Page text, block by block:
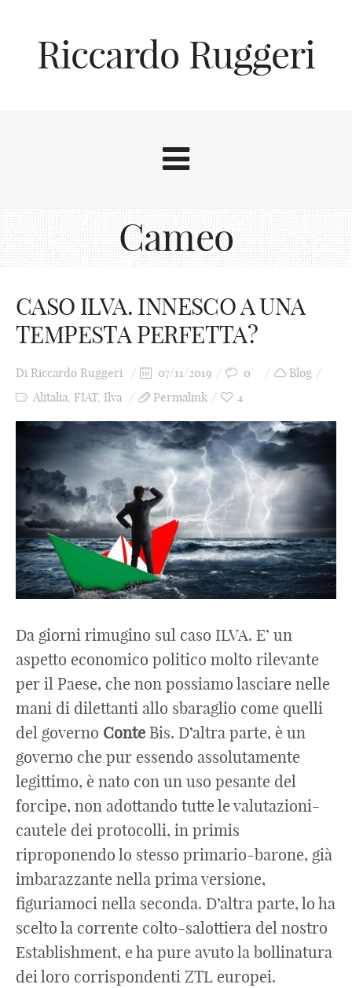
Riccardo Ruggeri
Cameo
CASO ILVA. INNESCO A UNA
TEMPESTA PERFETTA?
Di Riccardo Ruggeri 07/11/2019 0
Blog
Alitalia, FIAT, Ilva Permalink 4
Da giorni rimugino sul caso ILVA. E’ un
aspetto economico politico molto rilevante
per il Paese, che non possiamo lasciare nelle
mani di dilettanti allo sbaraglio come quelli
del governo Conte Bis. D’altra parte, è un
governo che pur essendo assolutamente
legittimo, è nato con un uso pesante del
forcipe, non adottando tutte le valutazioni-
cautele dei protocolli, in primis
riproponendo lo stesso primario-barone, già
imbarazzante nella prima versione,
figuriamoci nella seconda. D’altra parte, lo ha
scelto la corrente colto-salottiera del nostro
Establishment, e ha pure avuto la bollinatura
dei loro corrispondenti ZTL europei.